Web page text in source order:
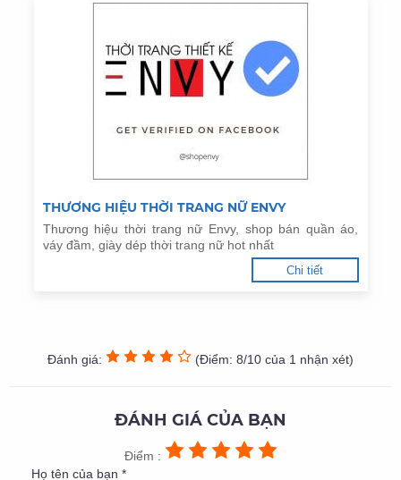
THƯƠNG HIỆU THỜI TRANG NỮ ENVY
Thương hiệu thời trang nữ Envy, shop bán quần áo,
váy đầm, giày dép thời trang nữ hot nhất
Chi tiết
Đánh giá: (Điểm: 8/10 của 1 nhận xét)
ĐÁNH GIÁ CỦA BẠN
Điểm :
Họ tên của bạn *